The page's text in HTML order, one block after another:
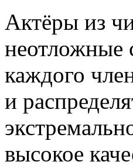
Актёры из
неотложные
каждого
и
высокое